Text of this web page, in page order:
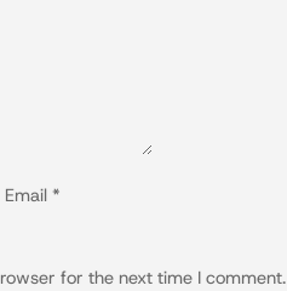
Email *
for the next time I comment.